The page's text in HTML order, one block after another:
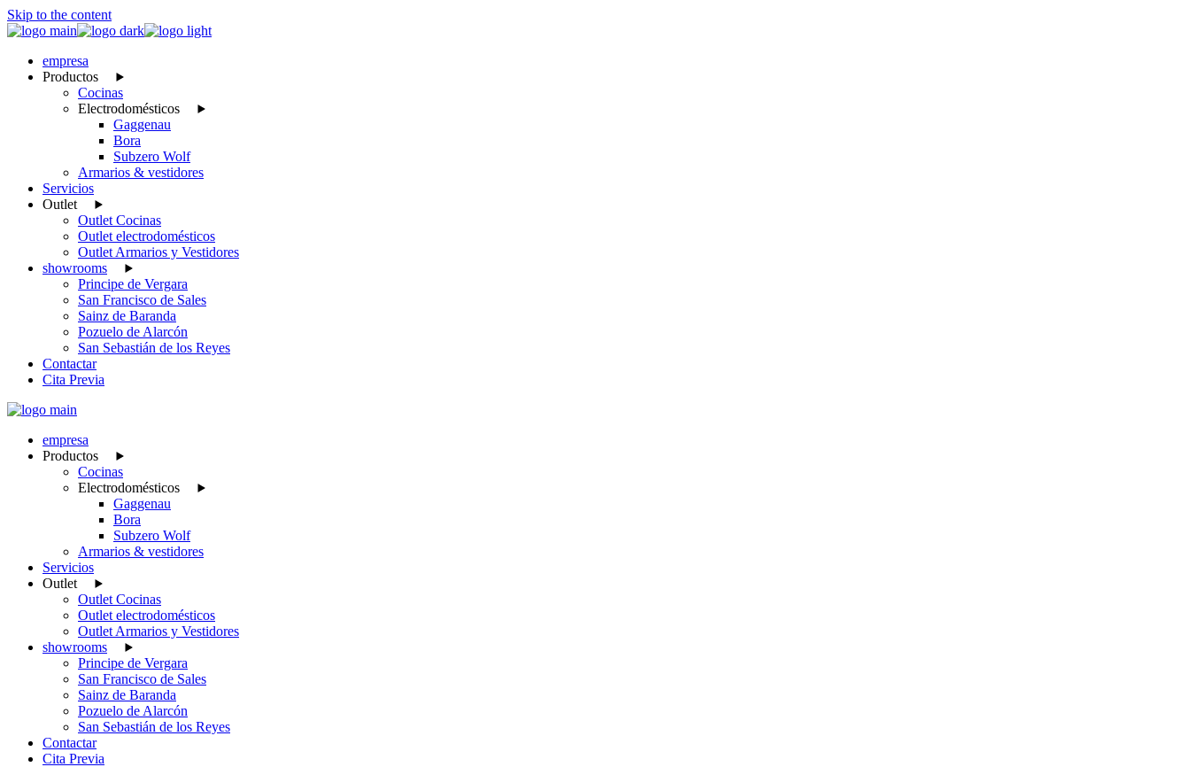
Skip to the content
empresa
Productos
Cocinas
Electrodomésticos
Gaggenau
Bora
Subzero Wolf
Armarios & vestidores
Servicios
Outlet
Outlet Cocinas
Outlet electrodomésticos
Outlet Armarios y Vestidores
showrooms
Principe de Vergara
San Francisco de Sales
Sainz de Baranda
Pozuelo de Alarcón
San Sebastián de los Reyes
Contactar
Cita Previa
empresa
Productos
Cocinas
Electrodomésticos
Gaggenau
Bora
Subzero Wolf
Armarios & vestidores
Servicios
Outlet
Outlet Cocinas
Outlet electrodomésticos
Outlet Armarios y Vestidores
showrooms
Principe de Vergara
San Francisco de Sales
Sainz de Baranda
Pozuelo de Alarcón
San Sebastián de los Reyes
Contactar
Cita Previa